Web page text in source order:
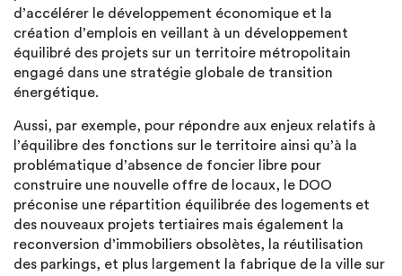
d’accélérer le développement économique et la
création d’emplois en veillant à un développement
équilibré des projets sur un territoire métropolitain
engagé dans une stratégie globale de transition
énergétique.
Aussi, par exemple, pour répondre aux enjeux relatifs à
l’équilibre des fonctions sur le territoire ainsi qu’à la
problématique d’absence de foncier libre pour
construire une nouvelle offre de locaux, le DOO
préconise une répartition équilibrée des logements et
des nouveaux projets tertiaires mais également la
reconversion d’immobiliers obsolètes, la réutilisation
des parkings, et plus largement la fabrique de la ville sur